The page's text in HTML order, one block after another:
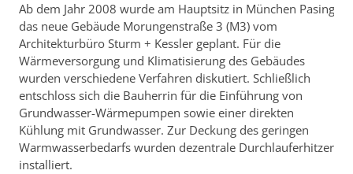
Ab dem Jahr 2008 wurde am Hauptsitz in München Pasing
das neue Gebäude Morungenstraße 3 (M3) vom
Architekturbüro Sturm + Kessler geplant. Für die
Wärmeversorgung und Klimatisierung des Gebäudes
wurden verschiedene Verfahren diskutiert. Schließlich
entschloss sich die Bauherrin für die Einführung von
Grundwasser-Wärmepumpen sowie einer direkten
Kühlung mit Grundwasser. Zur Deckung des geringen
Warmwasserbedarfs wurden dezentrale Durchlauferhitzer
installiert.